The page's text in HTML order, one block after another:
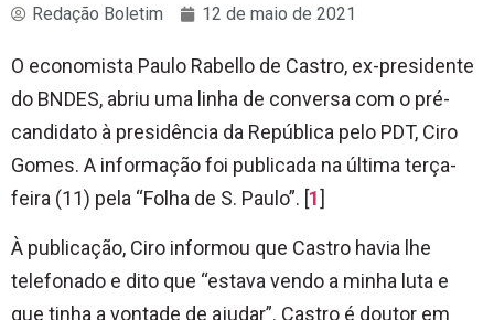
Redação Boletim 12 de maio de 2021
O economista Paulo Rabello de Castro, ex-presidente
do BNDES, abriu uma linha de conversa com o pré-
candidato à presidência da República pelo PDT, Ciro
Gomes. A informação foi publicada na última terça-
feira (11) pela “Folha de S. Paulo”. [1]
À publicação, Ciro informou que Castro havia lhe
telefonado e dito que “estava vendo a minha luta e
que tinha a vontade de ajudar”. Castro é doutor em